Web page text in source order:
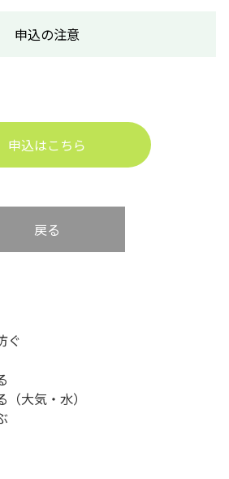
申込の注意
申込はこちら
戻る
ぐ
（大気・水）